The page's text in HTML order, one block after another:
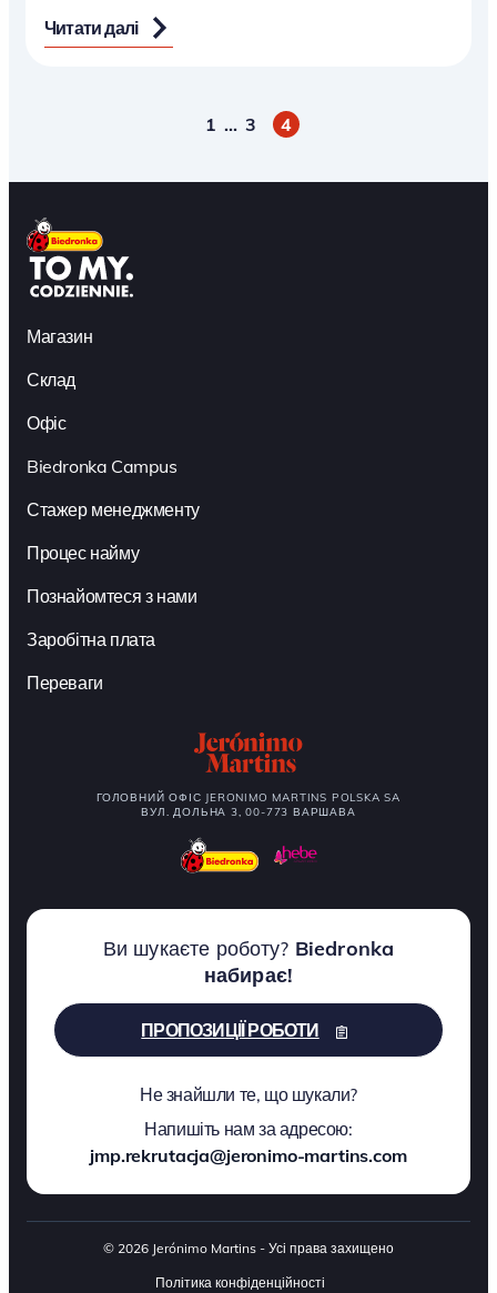
Читати далі
1 … 3 4
Магазин
Склад
Офіс
Biedronka Campus
Стажер менеджменту
Процес найму
Познайомтеся з нами
Заробітна плата
Переваги
ГОЛОВНИЙ ОФІС JERONIMO MARTINS POLSKA SA
ВУЛ. ДОЛЬНА 3, 00-773 ВАРШАВА
Ви шукаєте роботу? Biedronka
набирає!
ПРОПОЗИЦІЇ РОБОТИ
Не знайшли те, що шукали?
Напишіть нам за адресою:
jmp.rekrutacja@jeronimo-martins.com
© 2026 Jerónimo Martins - Усі права захищено
Політика конфіденційності